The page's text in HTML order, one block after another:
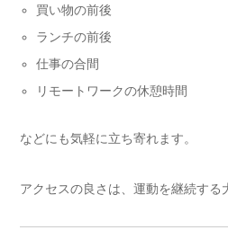
買い物の前後
ランチの前後
仕事の合間
リモートワークの休憩時間
などにも気軽に立ち寄れます。
アクセスの良さは、運動を継続する